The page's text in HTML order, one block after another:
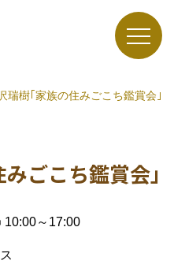
瑞樹｢家族の住みごこち鑑賞会｣
ごこち鑑賞会｣
10:00～17:00